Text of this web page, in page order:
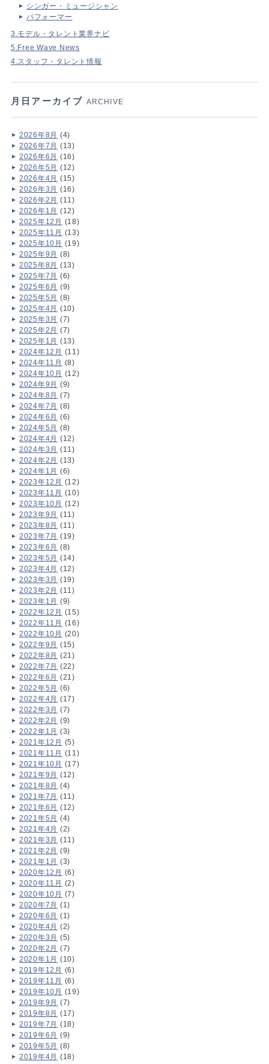
シンガー・ミュージシャン
パフォーマー
3.モデル・タレント業界ナビ
5.Free Wave News
4.スタッフ・タレント情報
月日アーカイブ ARCHIVE
2026年8月 (4)
2026年7月 (13)
2026年6月 (16)
2026年5月 (12)
2026年4月 (15)
2026年3月 (16)
2026年2月 (11)
2026年1月 (12)
2025年12月 (18)
2025年11月 (13)
2025年10月 (19)
2025年9月 (8)
2025年8月 (13)
2025年7月 (6)
2025年6月 (9)
2025年5月 (8)
2025年4月 (10)
2025年3月 (7)
2025年2月 (7)
2025年1月 (13)
2024年12月 (11)
2024年11月 (8)
2024年10月 (12)
2024年9月 (9)
2024年8月 (7)
2024年7月 (8)
2024年6月 (6)
2024年5月 (8)
2024年4月 (12)
2024年3月 (11)
2024年2月 (13)
2024年1月 (6)
2023年12月 (12)
2023年11月 (10)
2023年10月 (12)
2023年9月 (11)
2023年8月 (11)
2023年7月 (19)
2023年6月 (8)
2023年5月 (14)
2023年4月 (12)
2023年3月 (19)
2023年2月 (11)
2023年1月 (9)
2022年12月 (15)
2022年11月 (16)
2022年10月 (20)
2022年9月 (15)
2022年8月 (21)
2022年7月 (22)
2022年6月 (21)
2022年5月 (6)
2022年4月 (17)
2022年3月 (7)
2022年2月 (9)
2022年1月 (3)
2021年12月 (5)
2021年11月 (11)
2021年10月 (17)
2021年9月 (12)
2021年8月 (4)
2021年7月 (11)
2021年6月 (12)
2021年5月 (4)
2021年4月 (2)
2021年3月 (11)
2021年2月 (9)
2021年1月 (3)
2020年12月 (6)
2020年11月 (2)
2020年10月 (7)
2020年7月 (1)
2020年6月 (1)
2020年4月 (2)
2020年3月 (5)
2020年2月 (7)
2020年1月 (10)
2019年12月 (6)
2019年11月 (6)
2019年10月 (19)
2019年9月 (7)
2019年8月 (17)
2019年7月 (18)
2019年6月 (9)
2019年5月 (8)
2019年4月 (18)